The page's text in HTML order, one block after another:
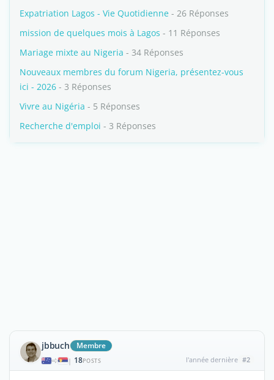
Expatriation Lagos - Vie Quotidienne - 26 Réponses
mission de quelques mois à Lagos - 11 Réponses
Mariage mixte au Nigeria - 34 Réponses
Nouveaux membres du forum Nigeria, présentez-vous
ici - 2026 - 3 Réponses
Vivre au Nigéria - 5 Réponses
Recherche d'emploi - 3 Réponses
jbbuch Membre
| 18POSTS l'année dernière #2